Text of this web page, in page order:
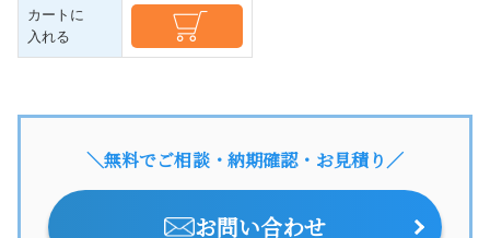
カートに
入れる
＼無料でご相談・納期確認・お見積り／
お問い合わせ